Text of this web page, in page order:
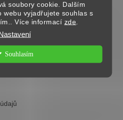
soubory cookie. Dalším
webu vyjadřujete souhlas s
Více informací zde
Souhlasím